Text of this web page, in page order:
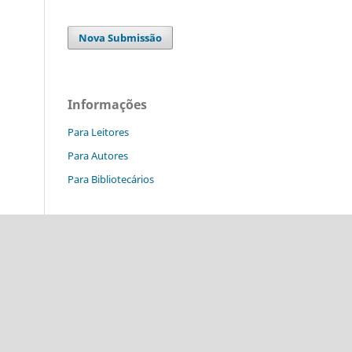
Nova Submissão
Informações
Para Leitores
Para Autores
Para Bibliotecários